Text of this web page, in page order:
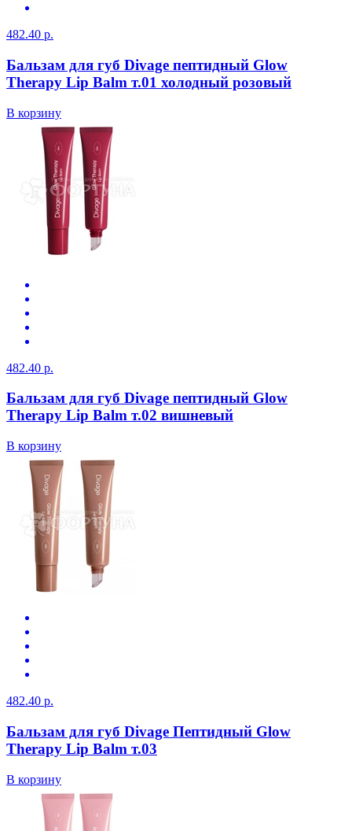
482.40 р.
Бальзам для губ Divage пептидный Glow
Therapy Lip Balm т.01 холодный розовый
В корзину
482.40 р.
Бальзам для губ Divage пептидный Glow
Therapy Lip Balm т.02 вишневый
В корзину
482.40 р.
Бальзам для губ Divage Пептидный Glow
Therapy Lip Balm т.03
В корзину